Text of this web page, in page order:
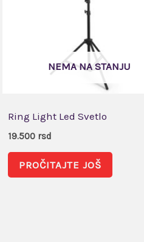
NEMA NA STANJU
Ring Light Led Svetlo
19.500 rsd
PROČITAJTE JOŠ